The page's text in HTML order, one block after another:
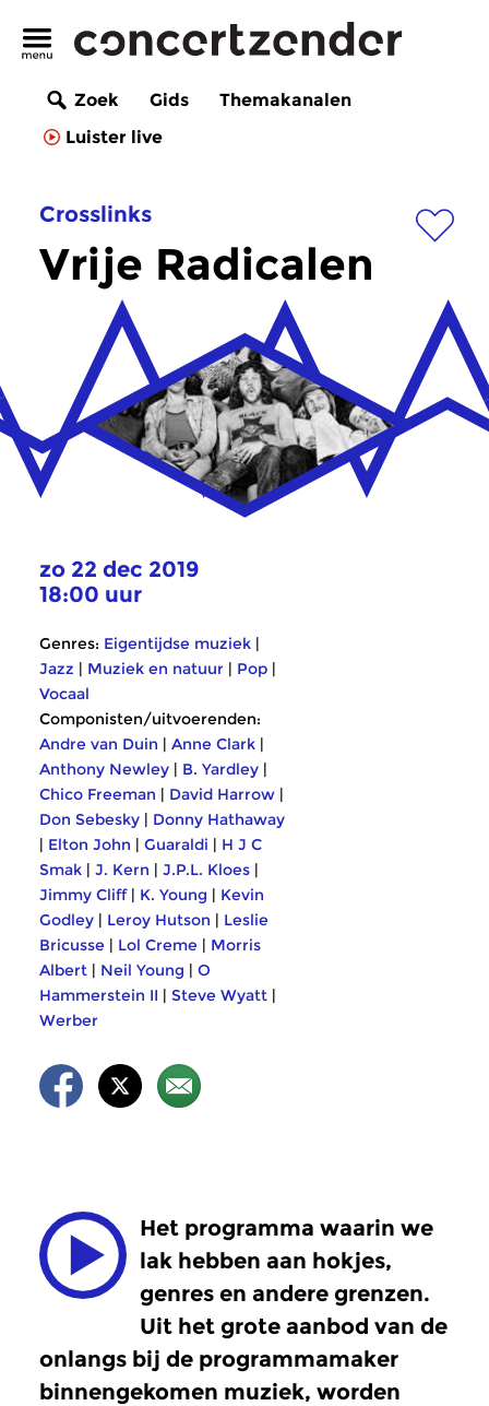
Zoek Gids
Themakanalen
Luister live
Crosslinks
Vrije Radicalen
zo 22 dec 2019
18:00 uur
Genres: Eigentijdse muziek |
Jazz | Muziek en natuur | Pop |
Vocaal
Componisten/uitvoerenden:
Andre van Duin | Anne Clark |
Anthony Newley | B. Yardley |
Chico Freeman | David Harrow |
Don Sebesky | Donny Hathaway
| Elton John | Guaraldi | H J C
Smak | J. Kern | J.P.L. Kloes |
Jimmy Cliff| K. Young | Kevin
Godley | Leroy Hutson | Leslie
Bricusse | Lol Creme | Morris
Albert | Neil Young | O
Hammerstein II | Steve Wyatt |
Werber
Het programma waarin we
lak hebben aan hokjes,
genres en andere grenzen.
Uit het grote aanbod van de
onlangs bij de programmamaker
binnengekomen muziek, worden